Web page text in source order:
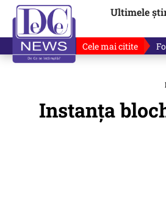
Ultimele
Cele mai citite
Instanța